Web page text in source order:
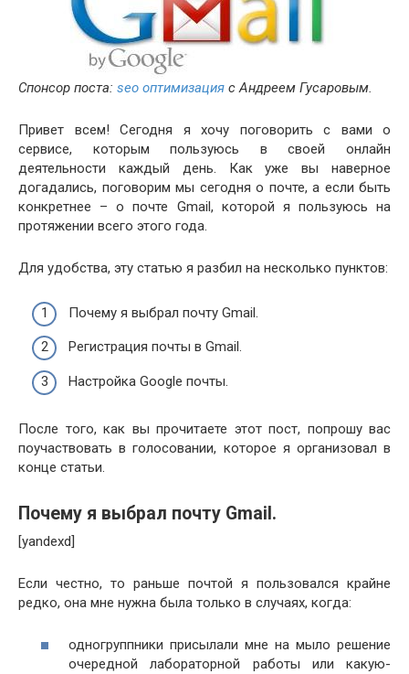
Спонсор поста: seo оптимизация с Андреем Гусаровым.
Привет всем! Сегодня я хочу поговорить с вами о
сервисе, которым пользуюсь в своей онлайн
деятельности каждый день. Как уже вы наверное
догадались, поговорим мы сегодня о почте, а если быть
конкретнее – о почте Gmail, которой я пользуюсь на
протяжении всего этого года.
Для удобства, эту статью я разбил на несколько пунктов:
Почему я выбрал почту Gmail.
Регистрация почты в Gmail.
Настройка Google почты.
После того, как вы прочитаете этот пост, попрошу вас
поучаствовать в голосовании, которое я организовал в
конце статьи.
Почему я выбрал почту Gmail.
[yandexd]
Если честно, то раньше почтой я пользовался крайне
редко, она мне нужна была только в случаях, когда:
одногруппники присылали мне на мыло решение
очередной лабораторной работы или какую-